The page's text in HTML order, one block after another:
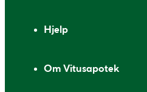
Hjelp
Om Vitusapotek